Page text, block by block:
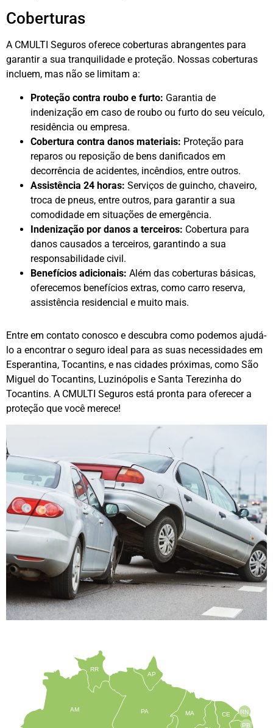
Coberturas
A CMULTI Seguros oferece coberturas abrangentes para
garantir a sua tranquilidade e proteção. Nossas coberturas
incluem, mas não se limitam a:
Proteção contra roubo e furto: Garantia de
indenização em caso de roubo ou furto do seu veículo,
residência ou empresa.
Cobertura contra danos materiais: Proteção para
reparos ou reposição de bens danificados em
decorrência de acidentes, incêndios, entre outros.
Assistência 24 horas: Serviços de guincho, chaveiro,
troca de pneus, entre outros, para garantir a sua
comodidade em situações de emergência.
Indenização por danos a terceiros: Cobertura para
danos causados a terceiros, garantindo a sua
responsabilidade civil.
Benefícios adicionais: Além das coberturas básicas,
oferecemos benefícios extras, como carro reserva,
assistência residencial e muito mais.
Entre em contato conosco e descubra como podemos ajudá-
lo a encontrar o seguro ideal para as suas necessidades em
Esperantina, Tocantins, e nas cidades próximas, como São
Miguel do Tocantins, Luzinópolis e Santa Terezinha do
Tocantins. A CMULTI Seguros está pronta para oferecer a
proteção que você merece!
RN
CE
MA
AP
PA
RR
AM
PB